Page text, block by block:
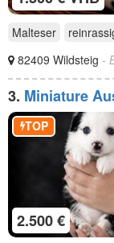
Malteser
82409 Wildsteig -
3. Miniature
Papieren
2.500 €
TOP